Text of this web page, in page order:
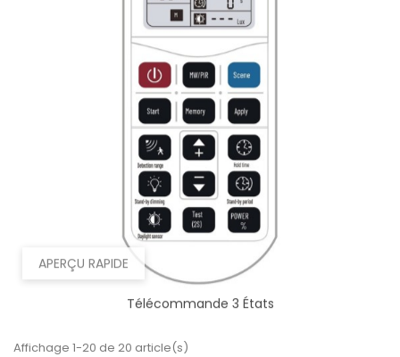
APERÇU RAPIDE
Télécommande 3 États
Affichage 1-20 de 20 article(s)